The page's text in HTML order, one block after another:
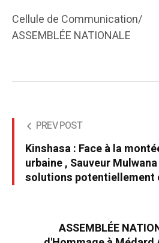
Cellule de Communication/
ASSEMBLÉE NATIONALE
PREV POST
Kinshasa : Face à la
urbaine , Sauveur
solutions potentiellement
ASSEMBLÉE